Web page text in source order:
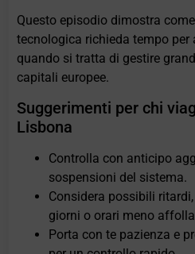
Questo episodio dimostra
tecnologica richieda tempo
quando si tratta di gestire
capitali europee.
Suggerimenti per chi
Lisbona
Controlla con anticipo
sospensioni del sistema.
Considera possibili
giorni o orari meno
Porta con te pazienza e